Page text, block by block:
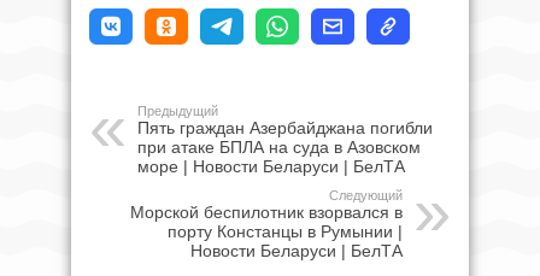
Предыдущий
Пять граждан Азербайджана погибли
при атаке БПЛА на суда в Азовском
море | Новости Беларуси | БелТА
Следующий
Морской беспилотник взорвался в
порту Констанцы в Румынии |
Новости Беларуси | БелТА